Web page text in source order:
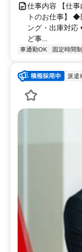
仕事内容 【仕
トのお仕事】
ング・出庫対
ど事...
車通勤OK 固定時間制
派遣